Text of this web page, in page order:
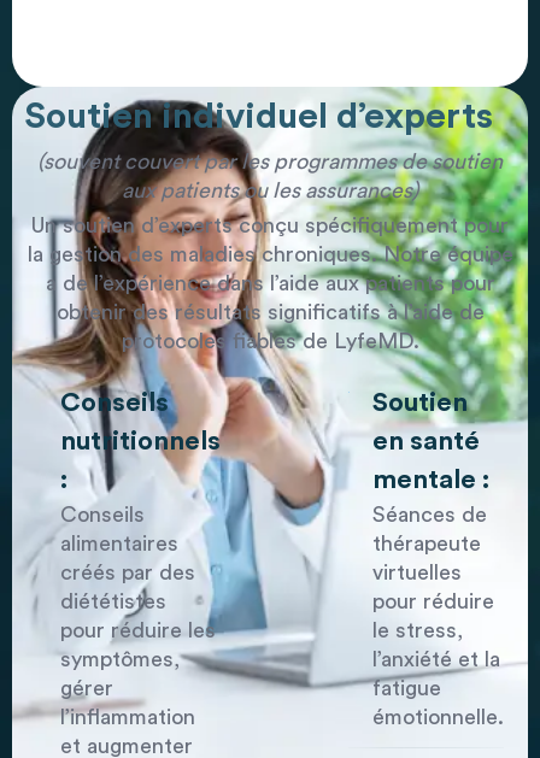
Soutien individuel d’experts
(souvent couvert par les programmes de soutien
aux patients ou les assurances)
Un soutien d’experts conçu spécifiquement pour
la gestion des maladies chroniques. Notre équipe
a de l’expérience dans l’aide aux patients pour
obtenir des résultats significatifs à l’aide de
protocoles fiables de LyfeMD.
Conseils
nutritionnels
:
Conseils
alimentaires
créés par des
diététistes
pour réduire les
symptômes,
gérer
l’inflammation
et augmenter
Soutien
en santé
mentale :
Séances de
thérapeute
virtuelles
pour réduire
le stress,
l’anxiété et la
fatigue
émotionnelle.